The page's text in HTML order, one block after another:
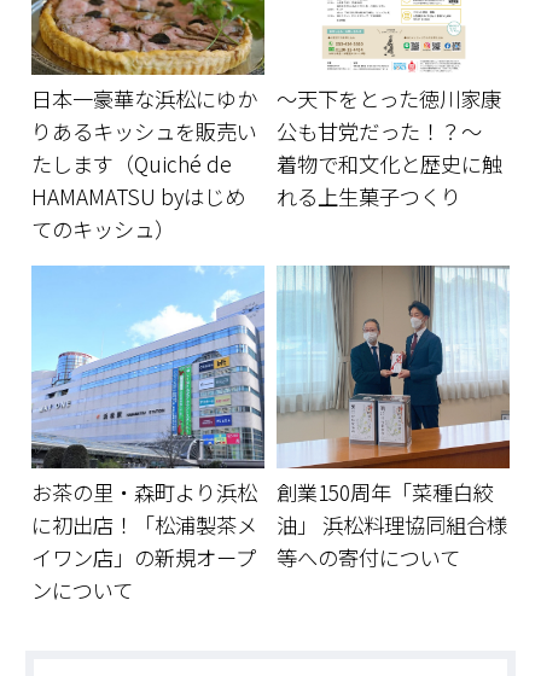
日本一豪華な浜松にゆか
りあるキッシュを販売い
たします（Quiché de
HAMAMATSU byはじめ
てのキッシュ）
～天下をとった徳川家康
公も甘党だった！？～
着物で和文化と歴史に触
れる上生菓子つくり
お茶の里・森町より浜松
に初出店！「松浦製茶メ
イワン店」の新規オープ
ンについて
創業150周年「菜種白絞
油」 浜松料理協同組合様
等への寄付について